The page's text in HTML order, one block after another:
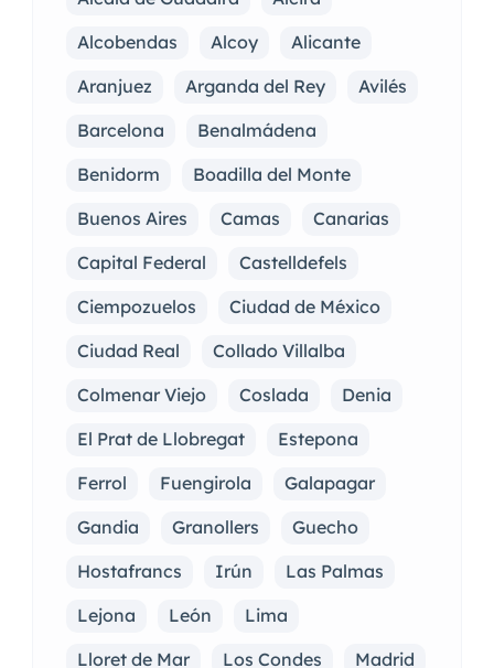
Alcobendas
Alcoy
Alicante
Aranjuez
Arganda del Rey
Avilés
Barcelona
Benalmádena
Benidorm
Boadilla del Monte
Buenos Aires
Camas
Canarias
Capital Federal
Castelldefels
Ciempozuelos
Ciudad de México
Ciudad Real
Collado Villalba
Colmenar Viejo
Coslada
Denia
El Prat de Llobregat
Estepona
Ferrol
Fuengirola
Galapagar
Gandia
Granollers
Guecho
Hostafrancs
Irún
Las Palmas
Lejona
León
Lima
Lloret de Mar
Los Condes
Madrid